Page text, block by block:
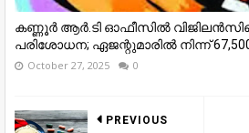
കണ്ണൂര്‍ ആര്‍.ടി ഓഫീസില്‍
പരിശോധന; ഏജന്റുമാരില്‍ നിന്ന്
October 27, 2025 0
PREVIOUS